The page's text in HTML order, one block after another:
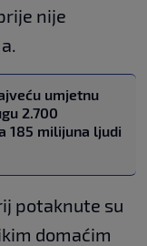
nije
umjetnu
2.700
185 milijuna ljudi
potaknute su
domaćim